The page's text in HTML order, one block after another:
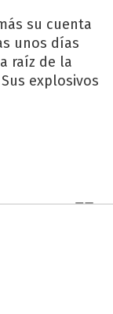
su cuenta
unos días
raíz de la
explosivos